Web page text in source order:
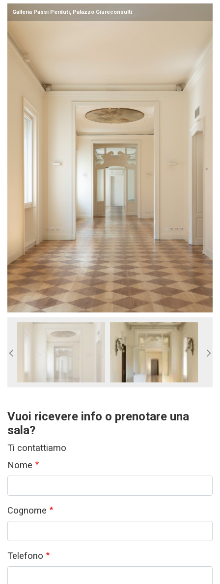
Galleria Passi Perduti, Palazzo Giureconsulti
Vuoi ricevere info o prenotare una
sala?
Ti contattiamo
Nome
Cognome
Telefono